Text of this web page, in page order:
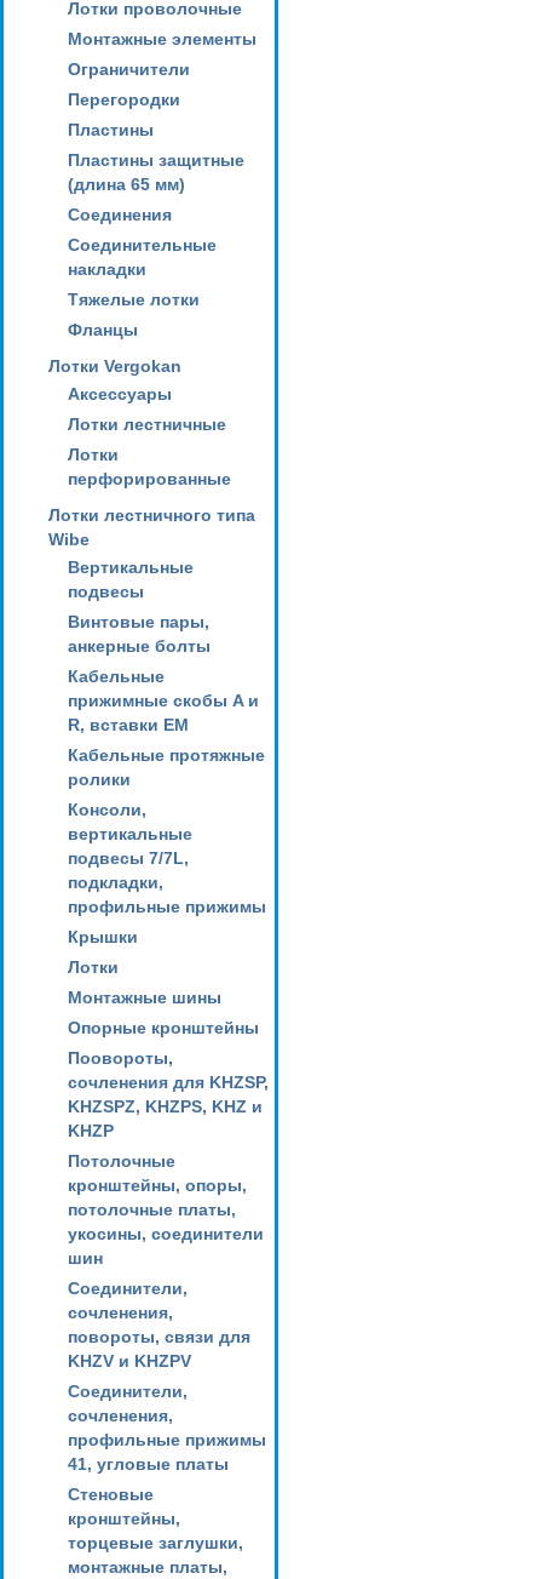
Лотки проволочные
Монтажные элементы
Ограничители
Перегородки
Пластины
Пластины защитные
(длина 65 мм)
Соединения
Соединительные
накладки
Тяжелые лотки
Фланцы
Лотки Vergokan
Аксессуары
Лотки лестничные
Лотки
перфорированные
Лотки лестничного типа
Wibe
Вертикальные
подвесы
Винтовые пары,
анкерные болты
Кабельные
прижимные скобы A и
R, вставки EM
Кабельные протяжные
ролики
Консоли,
вертикальные
подвесы 7/7L,
подкладки,
профильные прижимы
Крышки
Лотки
Монтажные шины
Опорные кронштейны
Поовороты,
сочленения для KHZSP,
KHZSPZ, KHZPS, KHZ и
KHZP
Потолочные
кронштейны, опоры,
потолочные платы,
укосины, соединители
шин
Соединители,
сочленения,
повороты, связи для
KHZV и KHZPV
Соединители,
сочленения,
профильные прижимы
41, угловые платы
Стеновые
кронштейны,
торцевые заглушки,
монтажные платы,